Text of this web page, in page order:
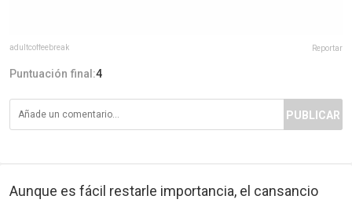
adultcoffeebreak Reportar
Puntuación final:4
PUBLICAR
Aunque es fácil restarle importancia, el cansancio